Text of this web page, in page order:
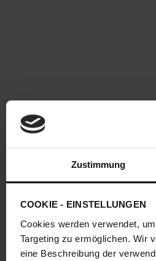
Zustimmung
COOKIE - EINSTELLUNGEN
Cookies werden verwendet,
Targeting zu ermöglichen. Wir
eine Beschreibung der